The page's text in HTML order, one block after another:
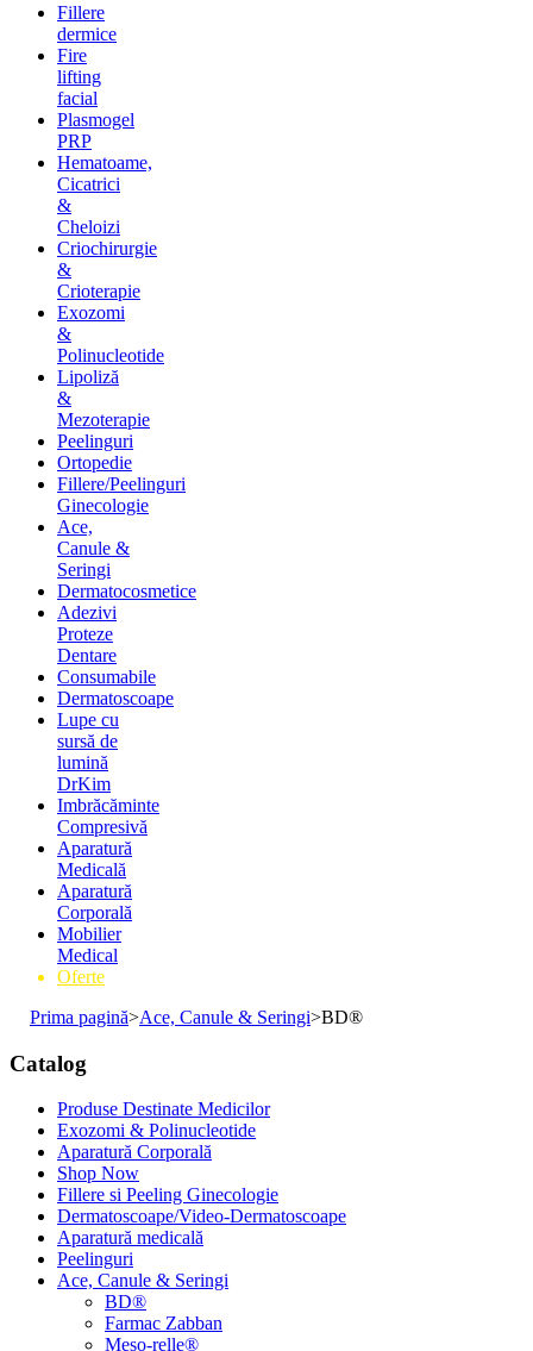
Fillere
dermice
Fire
lifting
facial
Plasmogel
PRP
Hematoame,
Cicatrici
&
Cheloizi
Criochirurgie
&
Crioterapie
Exozomi
&
Polinucleotide
Lipoliză
&
Mezoterapie
Peelinguri
Ortopedie
Fillere/Peelinguri
Ginecologie
Ace,
Canule &
Seringi
Dermatocosmetice
Adezivi
Proteze
Dentare
Consumabile
Dermatoscoape
Lupe cu
sursă de
lumină
DrKim
Imbrăcăminte
Compresivă
Aparatură
Medicală
Aparatură
Corporală
Mobilier
Medical
Oferte
Prima pagină>Ace, Canule & Seringi>BD®
Catalog
Produse Destinate Medicilor
Exozomi & Polinucleotide
Aparatură Corporală
Shop Now
Fillere si Peeling Ginecologie
Dermatoscoape/Video-Dermatoscoape
Aparatură medicală
Peelinguri
Ace, Canule & Seringi
BD®
Farmac Zabban
Meso-relle®